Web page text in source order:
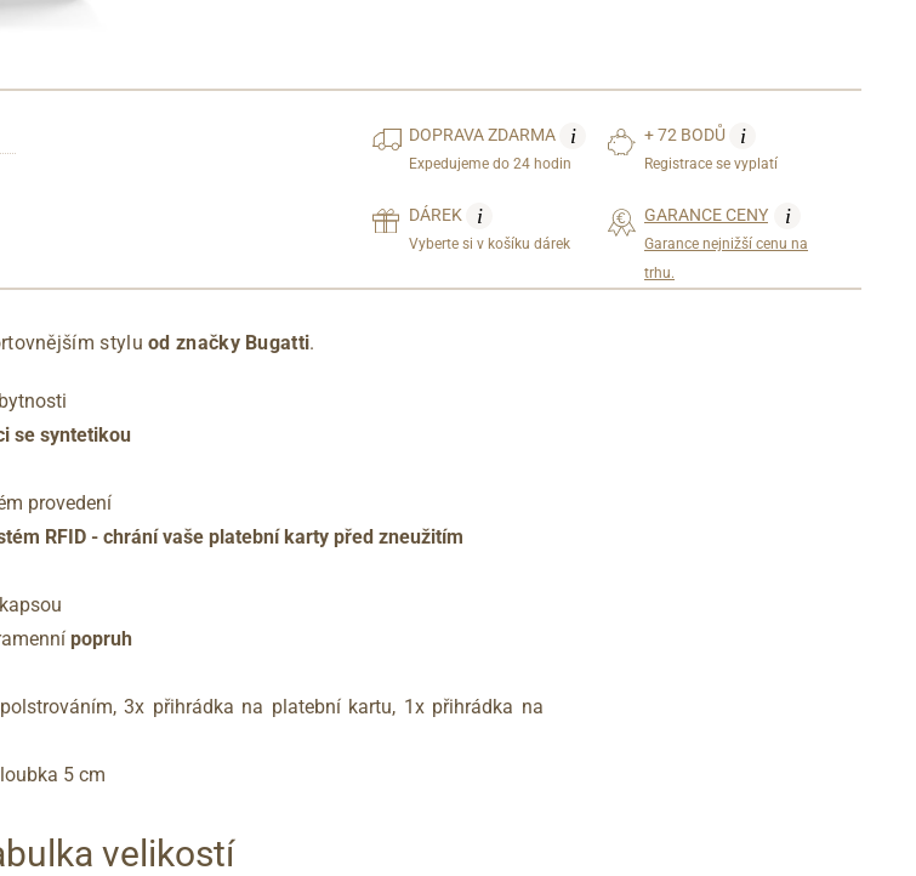
DOPRAVAZDARMA i
Expedujeme do 24 hodin
+ 72 BODŮ i
Registrace se vyplatí
DÁREK i
Vyberte si v košíku dárek
GARANCE CENY i
Garance nejnižší cenu na
trhu.
styluod značky Bugatti.
se syntetikou
provedení
RFID - chrání vaše platební karty před zneužitím
popruh
3x přihrádka na platební kartu, 1x přihrádka na
5 cm
velikostí